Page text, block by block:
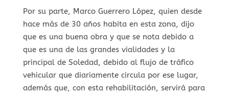
Por su parte, Marco Guerrero López, quien desde
hace más de 30 años habita en esta zona, dijo
que es una buena obra y que se nota debido a
que es una de las grandes vialidades y la
principal de Soledad, debido al flujo de tráfico
vehicular que diariamente circula por ese lugar,
además que, con esta rehabilitación, servirá para